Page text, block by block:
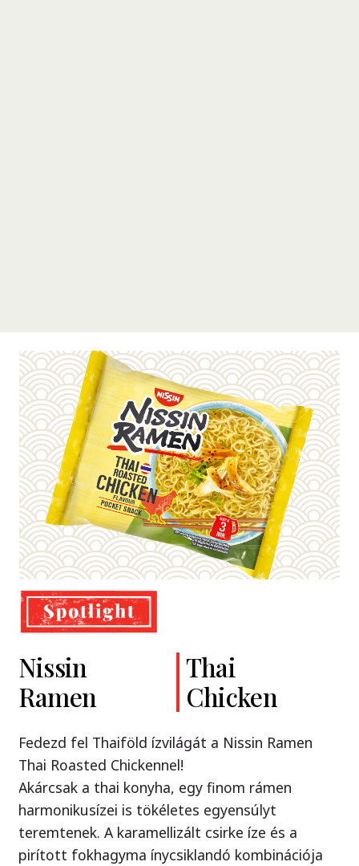
Cup Noodles
Soba
Classic
Örök klasszikus, új köntösben!
Ellenállhatatlan yakisoba tészta ízletes szója
szósszal, ami egy autentikus japán street food.
Próbáld ki Te is - mintha egy valódi ázsiai piacon
járnál, ahol a wok sercegését hallod minden
sarkon.
Nissin
Ramen
Thai
Chicken
Fedezd fel Thaiföld ízvilágát a Nissin Ramen
Thai Roasted Chickennel!
Akárcsak a thai konyha, egy finom rámen
harmonikusízei is tökéletes egyensúlyt
teremtenek. A karamellizált csirke íze és a
pirított fokhagyma ínycsiklandó kombinációja